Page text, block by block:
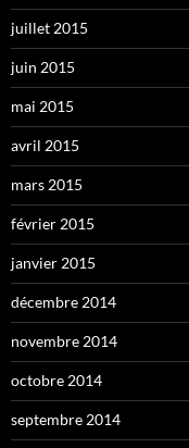
juillet 2015
juin 2015
mai 2015
avril 2015
mars 2015
février 2015
janvier 2015
décembre 2014
novembre 2014
octobre 2014
septembre 2014